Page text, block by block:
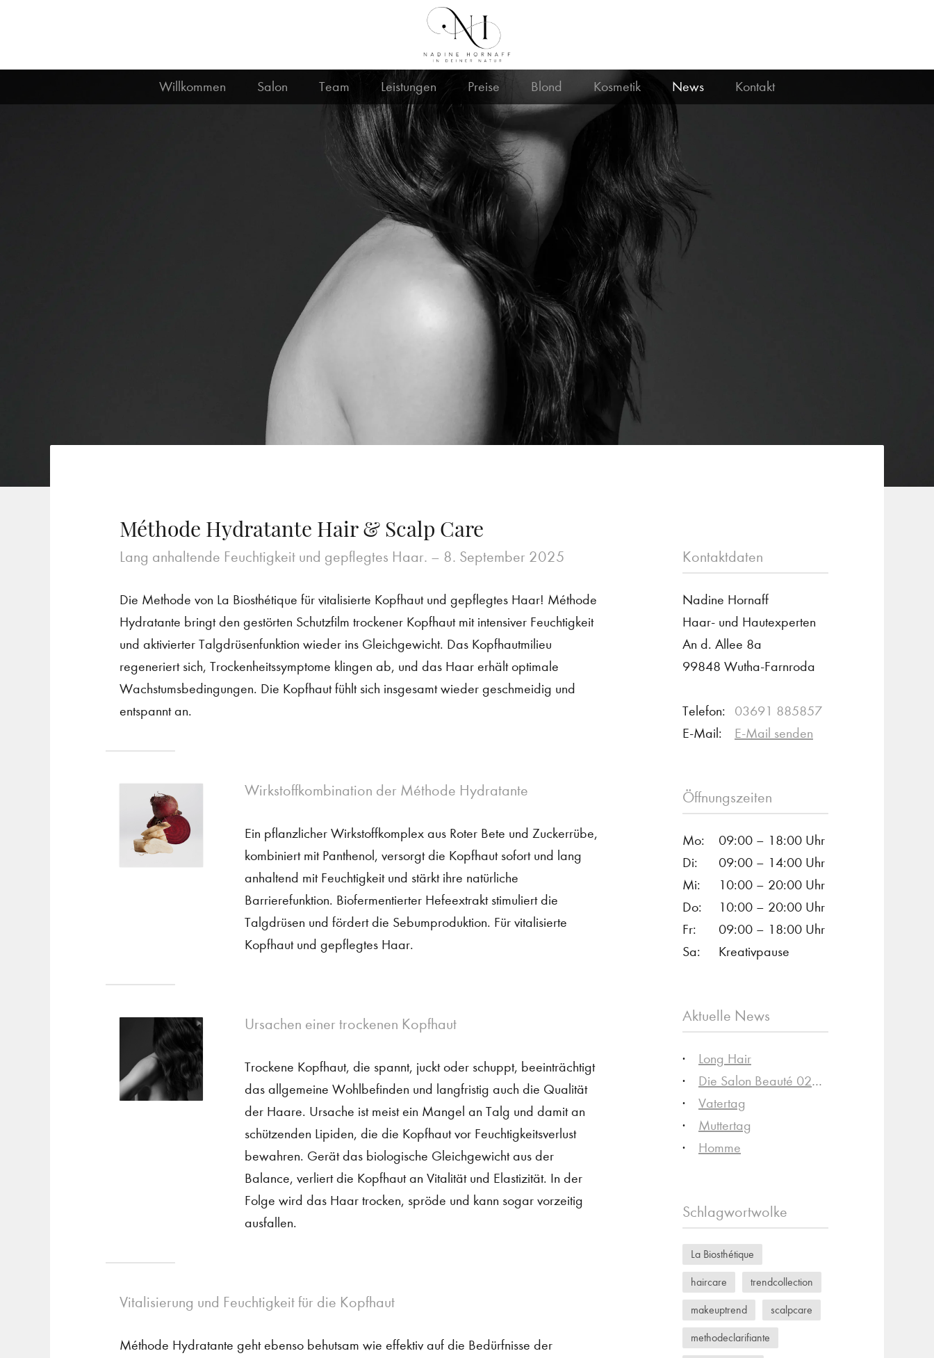
Willkommen Salon Team Leistungen Preise Blond Kosmetik News Kontakt
Kontaktdaten
Nadine Hornaff
Haar- und Hautexperten
An d. Allee 8a
99848 Wutha-Farnroda
Telefon:
03691 885857
E-Mail:
E-Mail senden
Öffnungszeiten
Mo:
09:00 – 18:00 Uhr
Di:
09:00 – 14:00 Uhr
Mi:
10:00 – 20:00 Uhr
Do:
10:00 – 20:00 Uhr
Fr:
09:00 – 18:00 Uhr
Sa:
Kreativpause
Aktuelle News
Long Hair
Die Salon Beauté 02|26 ist da!
Vatertag
Muttertag
Homme
Schlagwortwolke
La Biosthétique
haircare trendcollection
makeuptrend scalpcare
methodeclarifiante
Méthode Hydratante Hair & Scalp Care
Lang anhaltende Feuchtigkeit und gepflegtes Haar. – 8. September 2025
Die Methode von La Biosthétique für vitalisierte Kopfhaut und gepflegtes Haar! Méthode
Hydratante bringt den gestörten Schutzfilm trockener Kopfhaut mit intensiver Feuchtigkeit
und aktivierter Talgdrüsenfunktion wieder ins Gleichgewicht. Das Kopfhautmilieu
regeneriert sich, Trockenheitssymptome klingen ab, und das Haar erhält optimale
Wachstumsbedingungen. Die Kopfhaut fühlt sich insgesamt wieder geschmeidig und
entspannt an.
Wirkstoffkombination der Méthode Hydratante
Ein pflanzlicher Wirkstoffkomplex aus Roter Bete und Zuckerrübe,
kombiniert mit Panthenol, versorgt die Kopfhaut sofort und lang
anhaltend mit Feuchtigkeit und stärkt ihre natürliche
Barrierefunktion. Biofermentierter Hefeextrakt stimuliert die
Talgdrüsen und fördert die Sebumproduktion. Für vitalisierte
Kopfhaut und gepflegtes Haar.
Ursachen einer trockenen Kopfhaut
Trockene Kopfhaut, die spannt, juckt oder schuppt, beeinträchtigt
das allgemeine Wohlbefinden und langfristig auch die Qualität
der Haare. Ursache ist meist ein Mangel an Talg und damit an
schützenden Lipiden, die die Kopfhaut vor Feuchtigkeitsverlust
bewahren. Gerät das biologische Gleichgewicht aus der
Balance, verliert die Kopfhaut an Vitalität und Elastizität. In der
Folge wird das Haar trocken, spröde und kann sogar vorzeitig
ausfallen.
Vitalisierung und Feuchtigkeit für die Kopfhaut
Méthode Hydratante geht ebenso behutsam wie effektiv auf die Bedürfnisse der